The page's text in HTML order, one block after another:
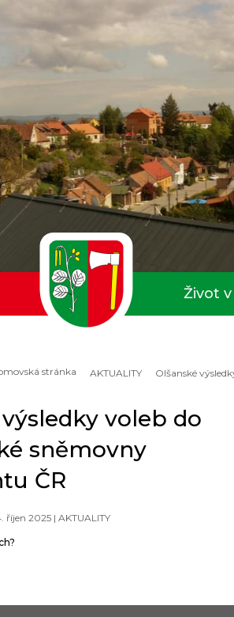
stránka AKTUALITY
voleb do
sněmovny
ČR
říjen 2025 | AKTUALITY
Život